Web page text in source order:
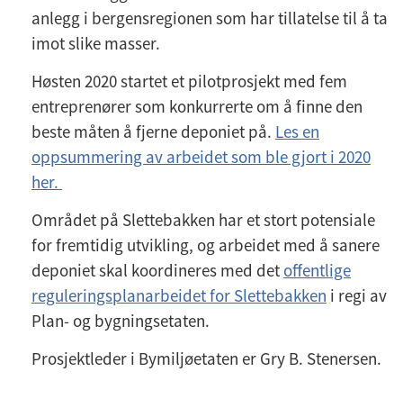
anlegg i bergensregionen som har tillatelse til å ta
imot slike masser.
Høsten 2020 startet et pilotprosjekt med fem
entreprenører som konkurrerte om å finne den
beste måten å fjerne deponiet på. Les en
oppsummering av arbeidet som ble gjort i 2020
her.
Området på Slettebakken har et stort potensiale
for fremtidig utvikling, og arbeidet med å sanere
deponiet skal koordineres med det offentlige
reguleringsplanarbeidet for Slettebakken i regi av
Plan- og bygningsetaten.
Prosjektleder i Bymiljøetaten er Gry B. Stenersen.